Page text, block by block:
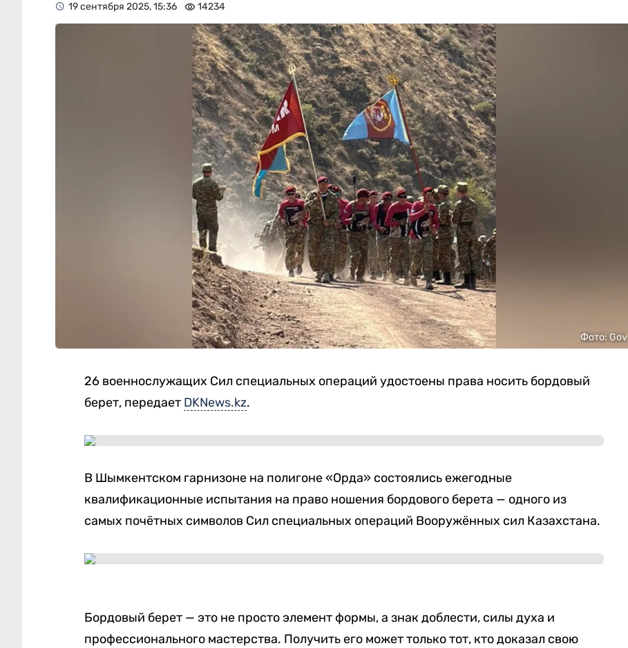
19 сентября 2025, 15:36 14234
Фото: Gov
26 военнослужащих Сил специальных операций удостоены права носить бордовый
берет, передает DKNews.kz.
В Шымкентском гарнизоне на полигоне «Орда» состоялись ежегодные
квалификационные испытания на право ношения бордового берета — одного из
самых почётных символов Сил специальных операций Вооружённых сил Казахстана.
Бордовый берет — это не просто элемент формы, а знак доблести, силы духа и
профессионального мастерства. Получить его может только тот, кто доказал свою